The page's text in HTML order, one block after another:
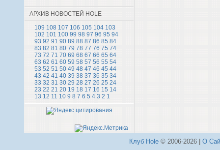
АРХИВ НОВОСТЕЙ HOLE
109 108 107 106 105 104 103
102 101 100 99 98 97 96 95 94
93 92 91 90 89 88 87 86 85 84
83 82 81 80 79 78 77 76 75 74
73 72 71 70 69 68 67 66 65 64
63 62 61 60 59 58 57 56 55 54
53 52 51 50 49 48 47 46 45 44
43 42 41 40 39 38 37 36 35 34
33 32 31 30 29 28 27 26 25 24
23 22 21 20 19 18 17 16 15 14
13 12 11 10 9 8 7 6 5 4 3 2 1
Клуб Hole© 2006-2026 | О